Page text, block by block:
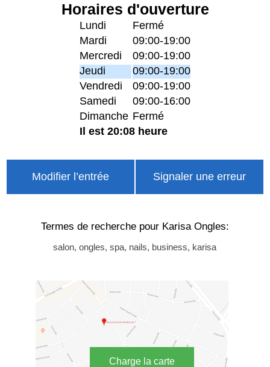
Horaires d'ouverture
Lundi
Fermé
Mardi
09:00-19:00
Mercredi
09:00-19:00
Jeudi
09:00-19:00
Vendredi
09:00-19:00
Samedi
09:00-16:00
Dimanche Fermé
Il est 20:08 heure
Modifier l’entrée Signaler une erreur
Termes de recherche pour Karisa Ongles:
salon, ongles, spa, nails, business, karisa
Charge la carte